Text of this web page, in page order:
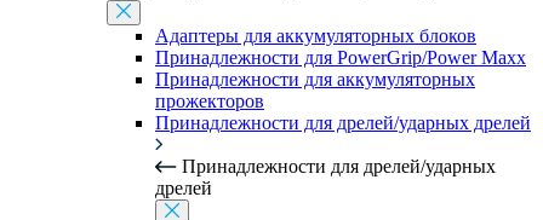
Адаптеры для аккумуляторных блоков
Принадлежности для PowerGrip/Power Maxx
Принадлежности для аккумуляторных
прожекторов
Принадлежности для дрелей/ударных дрелей
Принадлежности для дрелей/ударных
дрелей